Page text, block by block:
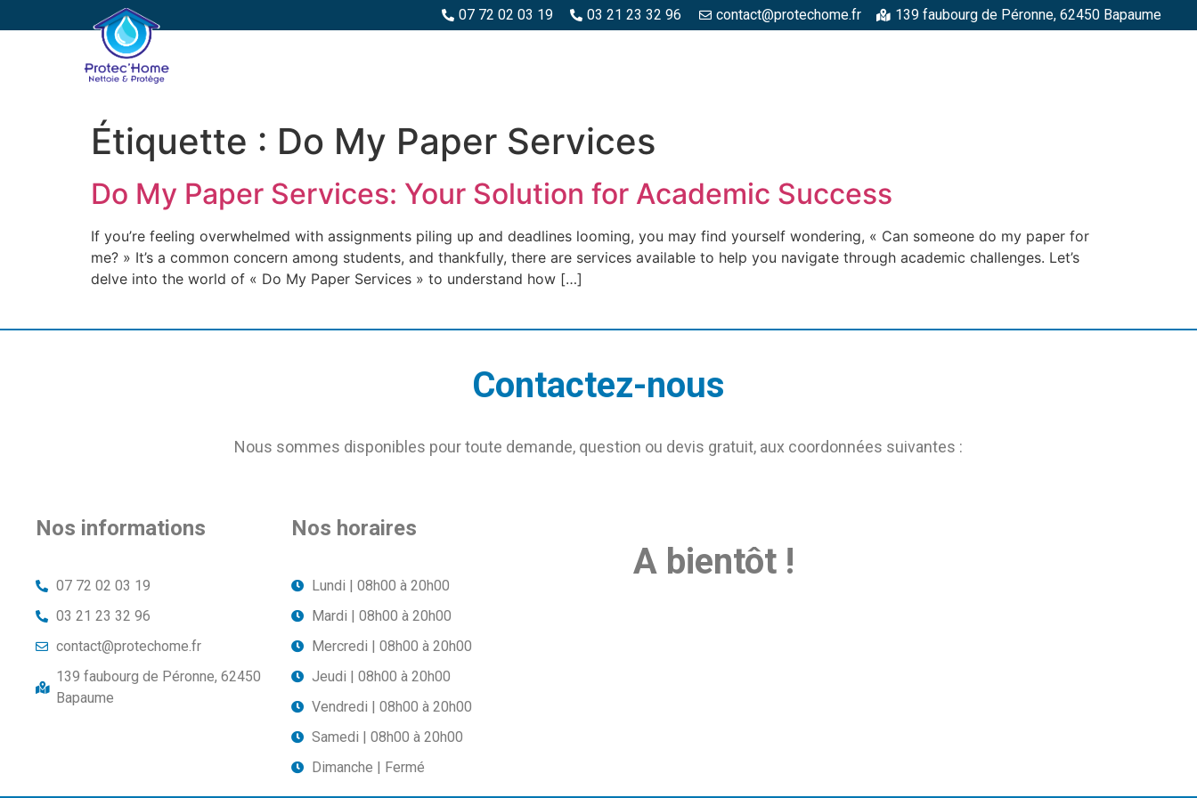
07 72 02 03 19 03 21 23 32 96 contact@protechome.fr 139 faubourg de Péronne, 62450 Bapaume
Étiquette : Do My Paper Services
Do My Paper Services: Your Solution for Academic Success
If you’re feeling overwhelmed with assignments piling up and deadlines looming, you may find yourself wondering, « Can someone do my paper for
me? » It’s a common concern among students, and thankfully, there are services available to help you navigate through academic challenges. Let’s
delve into the world of « Do My Paper Services » to understand how […]
Contactez-nous
Nous sommes disponibles pour toute demande, question ou devis gratuit, aux coordonnées suivantes :
Nos informations
07 72 02 03 19
03 21 23 32 96
contact@protechome.fr
139 faubourg de Péronne, 62450
Bapaume
Nos horaires
Lundi | 08h00 à 20h00
Mardi | 08h00 à 20h00
Mercredi | 08h00 à 20h00
Jeudi | 08h00 à 20h00
Vendredi | 08h00 à 20h00
Samedi | 08h00 à 20h00
Dimanche | Fermé
A bientôt !